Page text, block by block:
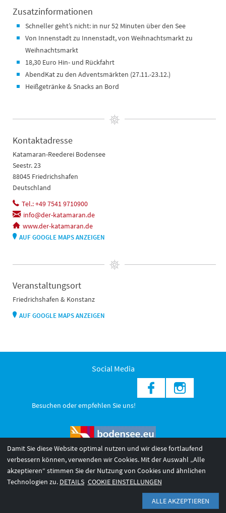
Zusatzinformationen
Schneller geht’s nicht: in nur 52 Minuten über den See
Von Innenstadt zu Innenstadt, von Weihnachtsmarkt zu
Weihnachtsmarkt
18,30 Euro Hin- und Rückfahrt
AbendKat zu den Adventsmärkten (27.11.-23.12.)
Heißgetränke & Snacks an Bord
Kontaktadresse
Katamaran-Reederei Bodensee
Seestr. 23
88045 Friedrichshafen
Deutschland
Tel.: +49 7541 9710900
info@der-katamaran.de
www.der-katamaran.de
AUF GOOGLE MAPS ANZEIGEN
Veranstaltungsort
Friedrichshafen & Konstanz
AUF GOOGLE MAPS ANZEIGEN
Social Media
Besuchen oder empfehlen Sie uns!
© 2026 Internationale Bodensee Tourismus GmbH
Damit Sie diese Website optimal nutzen und wir diese fortlaufend
verbessern können, verwenden wir Cookies. Mit der Auswahl „Alle
akzeptieren“ stimmen Sie der Nutzung von Cookies und ähnlichen
Technologien zu. DETAILS COOKIE EINSTELLUNGEN
ALLE AKZEPTIEREN